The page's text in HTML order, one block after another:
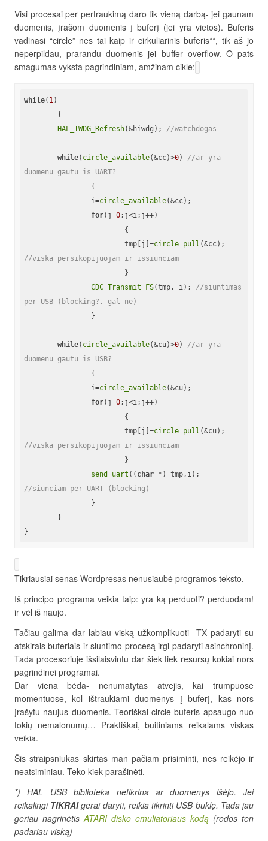
Visi procesai per pertraukimą daro tik vieną darbą- jei gaunam
duomenis, įrašom duomenis į buferį (jei yra vietos). Buferis
vadinasi “circle” nes tai kaip ir cirkuliarinis buferis**, tik aš jo
neperpildau, prarandu duomenis jei buffer overflow. O pats
smagumas vyksta pagrindiniam, amžinam cikle:
while( 1 )
HAL_IWDG_Refresh(&hiwdg); //watchdogas
while( circle_available(&cc)>0) //ar yra
duomenu gautu is UART?
		i=
circle_available(&cc);
for(j=0;j<i;j++)
			tmp[j]=
circle_pull
//viska persikopijuojam ir issiunciam
CDC_Transmit_FS(tmp, i); //siuntimas
per USB (blocking?. gal ne)
while( circle_available(&cu)>0) //ar yra
duomenu gautu is USB?
		i=
circle_available(&cu);
for(j=0;j<i;j++)
			tmp[j]=
circle_pull
//viska persikopijuojam ir issiunciam
send_uart (( char
//siunciam per UART (blocking)
Tikriausiai senas Wordpresas nenusiaubė programos teksto.
Iš principo programa veikia taip: yra ką perduoti? perduodam!
ir vėl iš naujo.
Tačiau galima dar labiau viską užkomplikuoti- TX padaryti su
atskirais buferiais ir siuntimo procesą irgi padaryti asinchroninį.
Tada procesoriuje išsilaisvintu dar šiek tiek resursų kokiai nors
pagrindinei programai.
Dar viena bėda- nenumatytas atvejis, kai trumpuose
momentuose, kol ištraukiami duomenys į buferį, kas nors
įrašytu naujus duomenis. Teoriškai circle buferis apsaugo nuo
tokių nemalonumų… Praktiškai, buitiniams reikalams viskas
veikia.
Šis straipsniukas skirtas man pačiam prisiminti, nes reikėjo ir
neatsiminiau. Teko kiek parašinėti.
*) HAL USB biblioteka netikrina ar duomenys išėjo. Jei
reikalingi TIKRAIgerai daryti, reikia tikrinti USB būklę. Tada jau
geriau nagrinėtis ATARI disko emuliatoriaus kodą (rodos ten
padariau viską)